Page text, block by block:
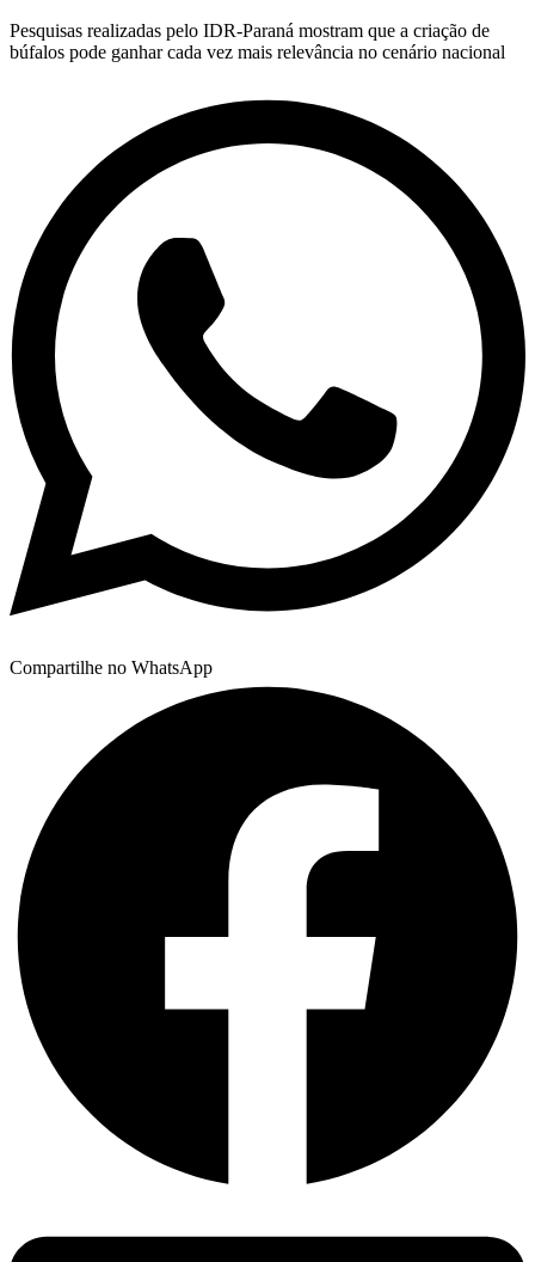
Pesquisas realizadas pelo IDR-Paraná mostram que a criação de
búfalos pode ganhar cada vez mais relevância no cenário nacional
Compartilhe no WhatsApp